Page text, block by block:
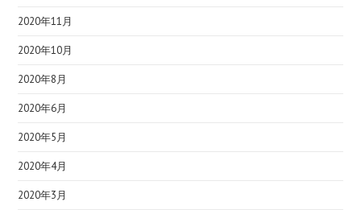
2020年11月
2020年10月
2020年8月
2020年6月
2020年5月
2020年4月
2020年3月